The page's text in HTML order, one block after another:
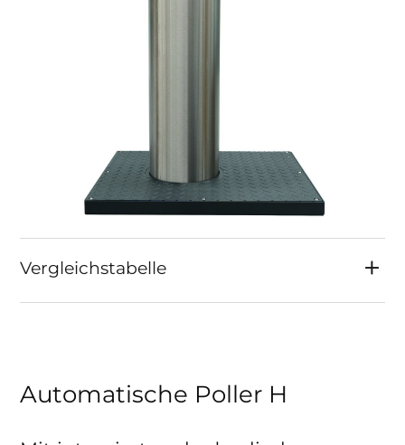
Vergleichstabelle
Automatische Poller H